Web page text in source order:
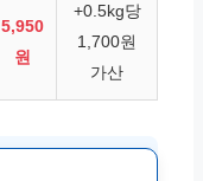
5,950
원
+0.5kg당
1,700원
가산